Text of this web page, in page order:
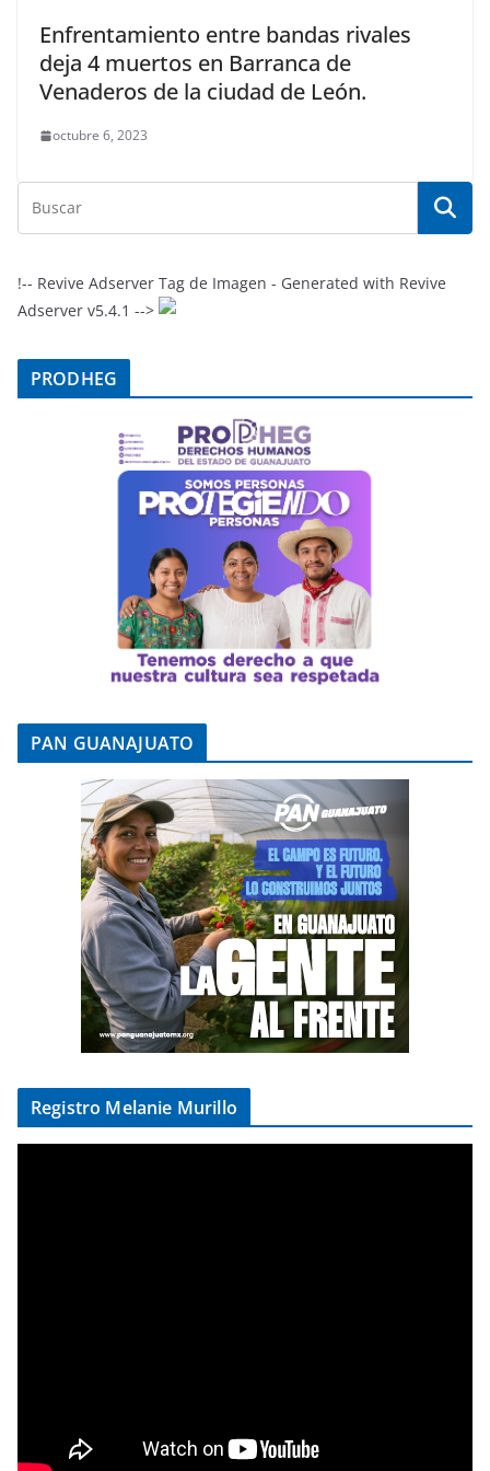
Enfrentamiento entre bandas rivales
deja 4 muertos en Barranca de
Venaderos de la ciudad de León.
octubre 6, 2023
!-- Revive Adserver Tag de Imagen - Generated with Revive
Adserver v5.4.1 -->
PRODHEG
PAN GUANAJUATO
Registro Melanie Murillo